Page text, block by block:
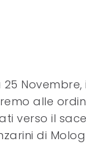
alle
verso il
di